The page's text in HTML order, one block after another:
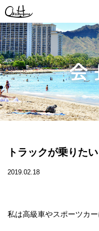
トラックが乗りた
2019.02.18
私は高級車やスポーツカー